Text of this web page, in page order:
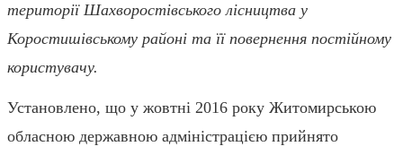
території Шахворостівського лісництва у
Коростишівському районі та її повернення постійному
користувачу.
Установлено, що у жовтні 2016 року Житомирською
обласною державною адміністрацією прийнято